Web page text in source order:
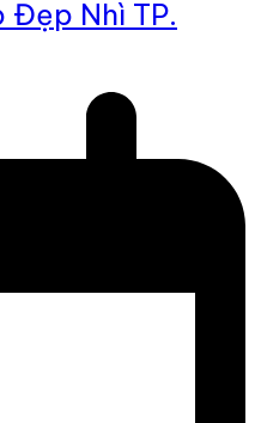
Đẹp Nhì TP.